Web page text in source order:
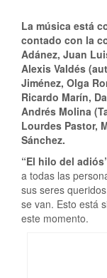
La música está
contado con la
Adánez, Juan
Alexis Valdés
Jiménez, Olga
Ricardo Marín,
Andrés Molina
Lourdes Pastor,
Sánchez.
“El hilo del
a todas las
sus seres
se van. Esto está
este momento.